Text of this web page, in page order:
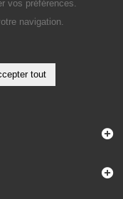
vos préférences.
navigation.
tout